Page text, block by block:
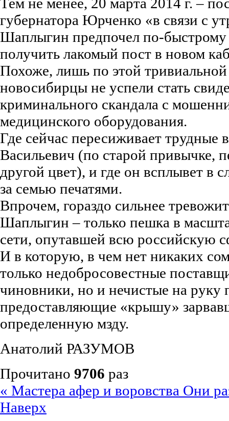
губернатора Юрченко «в связи с
Шаплыгин предпочел по-быстрому
получить лакомый пост в новом
Похоже, лишь по этой
новосибирцы не успели стать
криминального скандала с
медицинского оборудования.
Где сейчас пересиживает трудные
Васильевич (по старой привычке,
другой цвет), и где он всплывет в
за семью печатями.
Впрочем, гораздо сильнее
Шаплыгин – только пешка в
сети, опутавшей всю российскую
И в которую, в чем нет никаких
только недобросовестные
чиновники, но и нечистые на руку
предоставляющие «крышу»
определенную мзду.
Анатолий РАЗУМОВ
Прочитано 9706 раз
« Мастера афер и воровства Они
Наверх